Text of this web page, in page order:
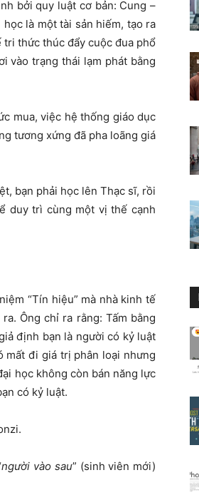
bởi quy luật cơ bản: Cung –
là một tài sản hiếm, tạo ra
thức thúc đẩy cuộc đua phổ
vào trạng thái lạm phát bằng
mua, việc hệ thống giáo dục
tương xứng đã pha loãng giá
bạn phải học lên Thạc sĩ, rồi
duy trì cùng một vị thế cạnh
“Tín hiệu” mà nhà kinh tế
Ông chỉ ra rằng: Tấm bằng
định bạn là người có kỷ luật
mất đi giá trị phân loại nhưng
học không còn bán năng lực
có kỷ luật.
người vào sau” (sinh viên mới)